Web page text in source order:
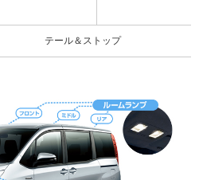
テール＆ストップ